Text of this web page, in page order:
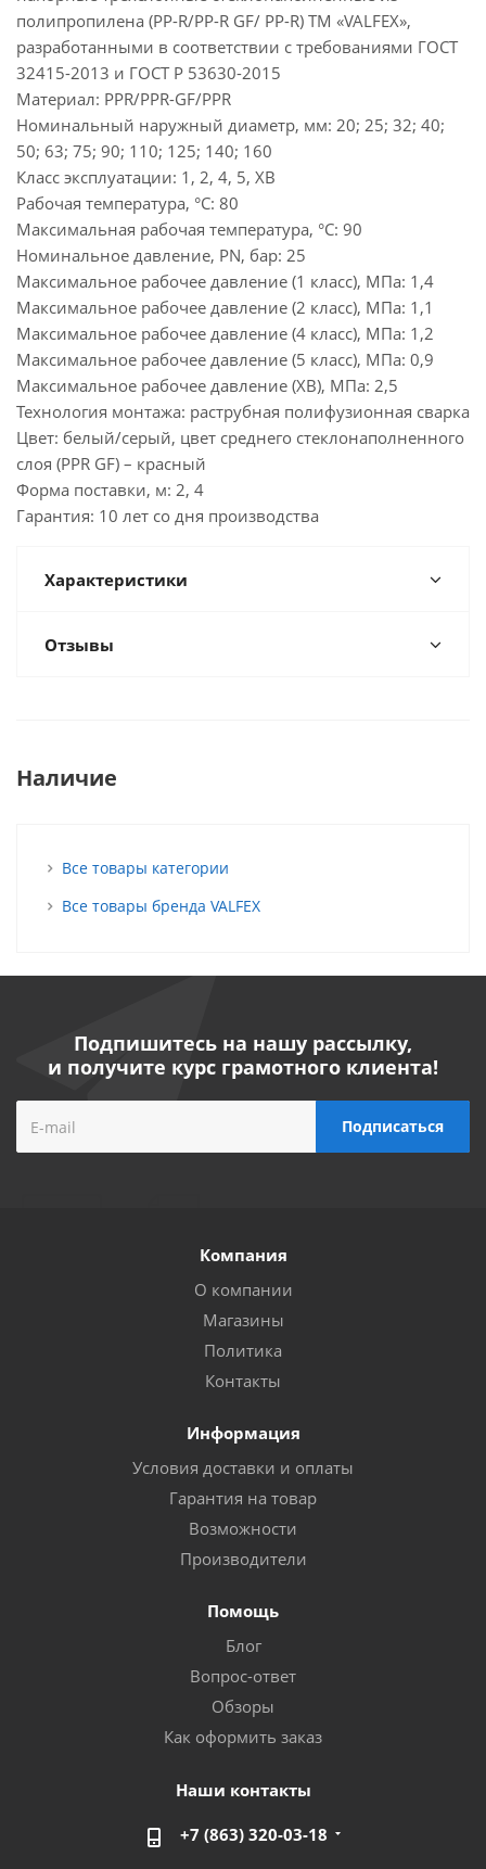
полипропилена (PP-R/PP-R GF/ PP-R) ТМ «VALFEX»,
разработанными в соответствии с требованиями ГОСТ
32415-2013 и ГОСТ Р 53630-2015
Материал: PPR/PPR-GF/PPR
Номинальный наружный диаметр, мм: 20; 25; 32; 40;
50; 63; 75; 90; 110; 125; 140; 160
Класс эксплуатации: 1, 2, 4, 5, ХВ
Рабочая температура, °С: 80
Максимальная рабочая температура, °С: 90
Номинальное давление, PN, бар: 25
Максимальное рабочее давление (1 класс), МПа: 1,4
Максимальное рабочее давление (2 класс), МПа: 1,1
Максимальное рабочее давление (4 класс), МПа: 1,2
Максимальное рабочее давление (5 класс), МПа: 0,9
Максимальное рабочее давление (ХВ), МПа: 2,5
Технология монтажа: раструбная полифузионная сварка
Цвет: белый/серый, цвет среднего стеклонаполненного
слоя (PPR GF) – красный
Форма поставки, м: 2, 4
Гарантия: 10 лет со дня производства
Характеристики
Отзывы
Наличие
Все товары категории
Все товары бренда VALFEX
Подпишитесь на нашу рассылку,
и получите курс грамотного клиента!
Компания
О компании
Магазины
Политика
Контакты
Информация
Условия доставки и оплаты
Гарантия на товар
Возможности
Производители
Помощь
Блог
Вопрос-ответ
Обзоры
Как оформить заказ
Наши контакты
+7 (863) 320-03-18